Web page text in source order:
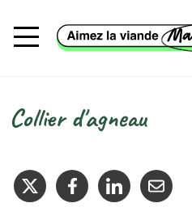
Fil d'Ariane
Collier d'agneau